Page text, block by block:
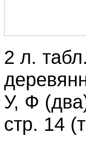
2 л.
У, Ф
стр. 14